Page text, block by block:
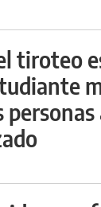
tiroteo